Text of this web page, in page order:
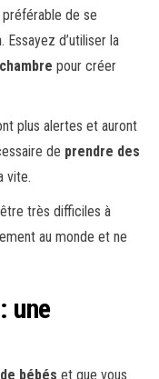
de se
. Essayez d’utiliser la
pour créer
plus alertes et auront
de prendre des
vite.
très difficiles à
au monde et ne
une
bébés et que vous